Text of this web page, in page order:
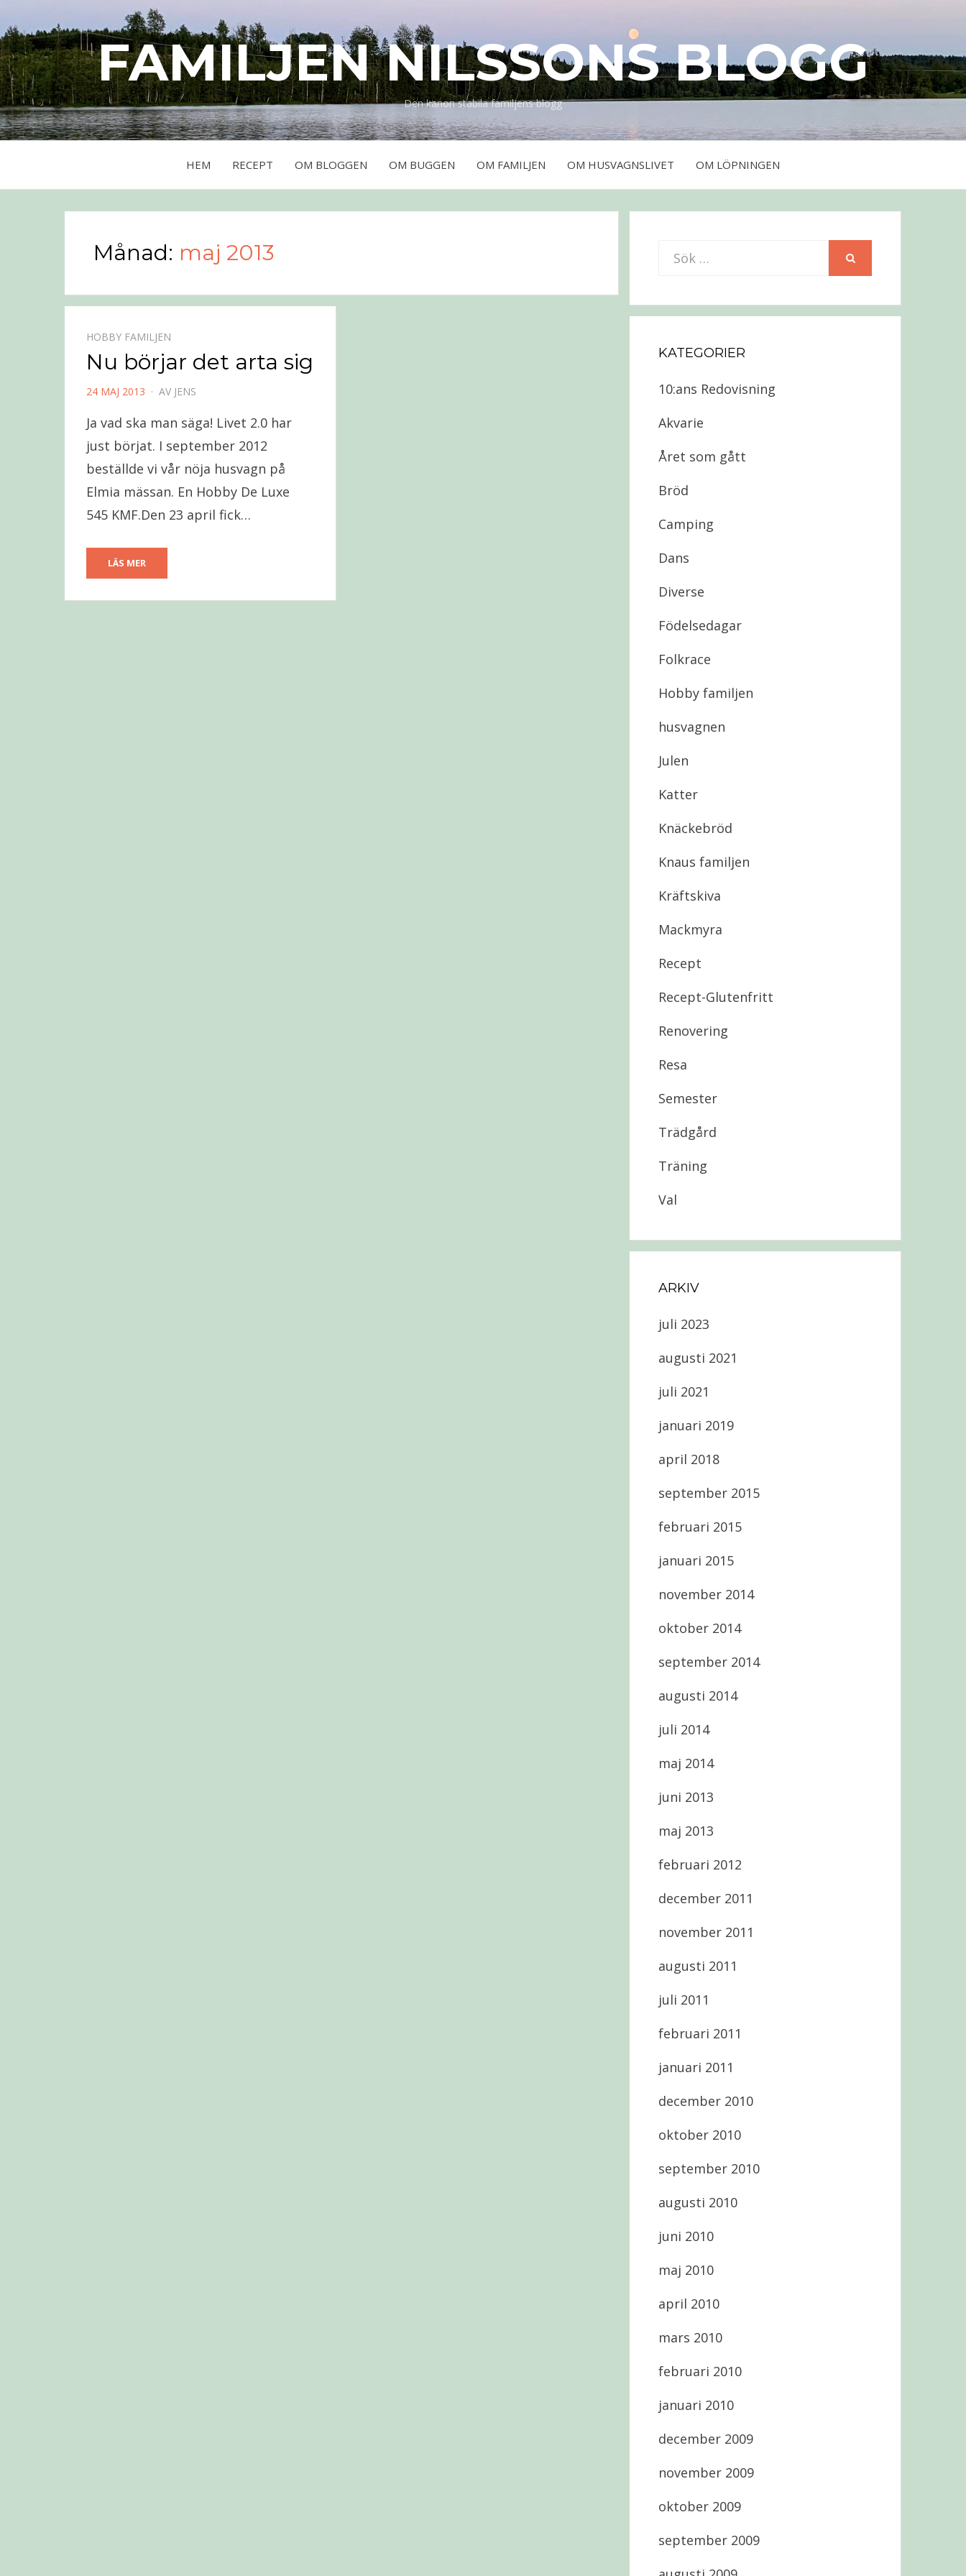
FAMILJEN NILSSONS BLOGG
Den kanon stabila familjens blogg
HEM RECEPT OM BLOGGEN OM BUGGEN OM FAMILJEN OM HUSVAGNSLIVET OM LÖPNINGEN
Månad: maj 2013
HOBBY FAMILJEN
Nu börjar det arta sig
PUBLICERAD
24 MAJ 2013 AV JENS
Ja vad ska man säga! Livet 2.0 har
just börjat. I september 2012
beställde vi vår nöja husvagn på
Elmia mässan. En Hobby De Luxe
545 KMF.Den 23 april fick…
LÄS MER
Sök
KATEGORIER
10:ans Redovisning
Akvarie
Året som gått
Bröd
Camping
Dans
Diverse
Födelsedagar
Folkrace
Hobby familjen
husvagnen
Julen
Katter
Knäckebröd
Knaus familjen
Kräftskiva
Mackmyra
Recept
Recept-Glutenfritt
Renovering
Resa
Semester
Trädgård
Träning
Val
ARKIV
juli 2023
augusti 2021
juli 2021
januari 2019
april 2018
september 2015
februari 2015
januari 2015
november 2014
oktober 2014
september 2014
augusti 2014
juli 2014
maj 2014
juni 2013
maj 2013
februari 2012
december 2011
november 2011
augusti 2011
juli 2011
februari 2011
januari 2011
december 2010
oktober 2010
september 2010
augusti 2010
juni 2010
maj 2010
april 2010
mars 2010
februari 2010
januari 2010
december 2009
november 2009
oktober 2009
september 2009